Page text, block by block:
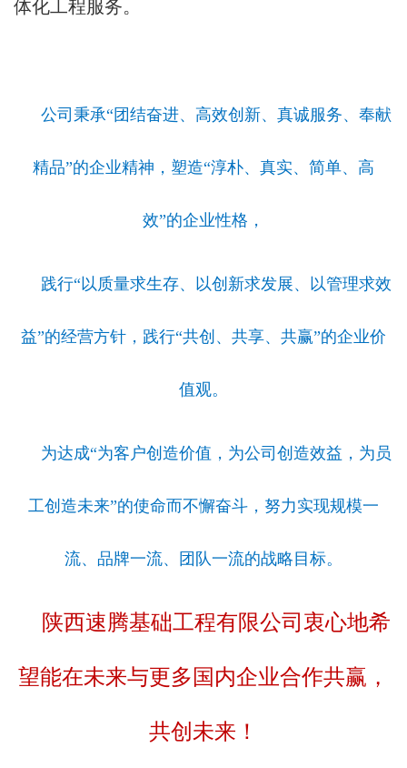
体化工程服务。
公司秉承“团结奋进、高效创新、真诚服务、奉献
精品”的企业精神，塑造“淳朴、真实、简单、高
效”的企业性格，
践行“以质量求生存、以创新求发展、以管理求效
益”的经营方针，践行“共创、共享、共赢”的企业价
值观。
为达成“为客户创造价值，为公司创造效益，为员
工创造未来”的使命而不懈奋斗，努力实现规模一
流、品牌一流、团队一流的战略目标。
陕西速腾基础工程有限公司衷心地希
望能在未来与更多国内企业合作共赢，
共创未来！